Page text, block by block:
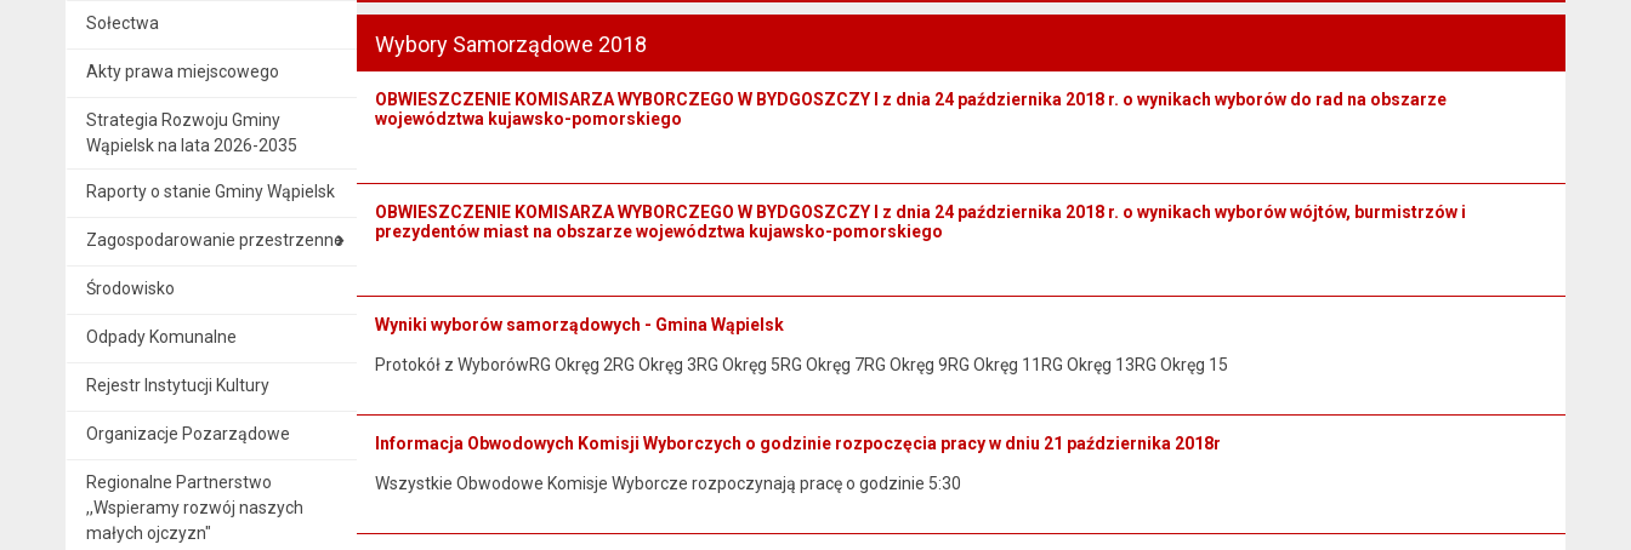
Sołectwa
Akty prawa miejscowego
Strategia Rozwoju Gminy
Wąpielsk na lata 2026-2035
Raporty o stanie Gminy Wąpielsk
Zagospodarowanie przestrzenne
Środowisko
Odpady Komunalne
Rejestr Instytucji Kultury
Organizacje Pozarządowe
Regionalne Partnerstwo
,,Wspieramy rozwój naszych
małych ojczyzn"
Wybory Samorządowe 2018
OBWIESZCZENIE KOMISARZA WYBORCZEGO W BYDGOSZCZY I z dnia 24 października 2018 r. o wynikach wyborów do rad na obszarze
województwa kujawsko-pomorskiego
OBWIESZCZENIE KOMISARZA WYBORCZEGO W BYDGOSZCZY I z dnia 24 października 2018 r. o wynikach wyborów wójtów, burmistrzów i
prezydentów miast na obszarze województwa kujawsko-pomorskiego
Wyniki wyborów samorządowych - Gmina Wąpielsk
Protokół z WyborówRG Okręg 2RG Okręg 3RG Okręg 5RG Okręg 7RG Okręg 9RG Okręg 11RG Okręg 13RG Okręg 15
Informacja Obwodowych Komisji Wyborczych o godzinie rozpoczęcia pracy w dniu 21 października 2018r
Wszystkie Obwodowe Komisje Wyborcze rozpoczynają pracę o godzinie 5:30